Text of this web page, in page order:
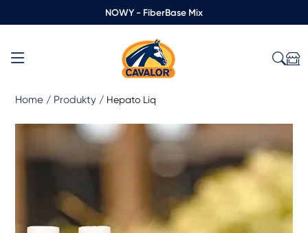
NOWY - FiberBase Mix
Home / Produkty / Hepato Liq